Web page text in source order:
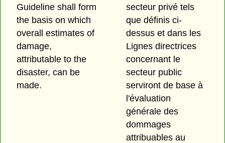
Guideline shall form
the basis on which
overall estimates of
damage,
attributable to the
disaster, can be
made.
secteur privé tels
que définis ci-
dessus et dans les
Lignes directrices
concernant le
secteur public
serviront de base à
l'évaluation
générale des
dommages
attribuables au